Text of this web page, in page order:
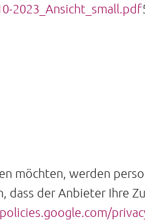
2023_Ansicht_small.pdf
möchten, werden
dass der Anbieter Ihre